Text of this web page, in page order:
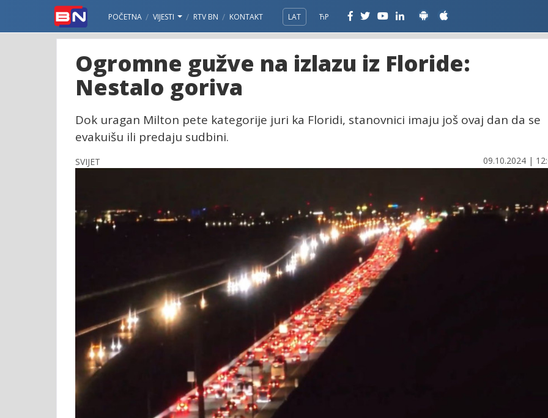
POČETNA VIJESTI RTV BN KONTAKT LAT ЋР
Ogromne gužve na izlazu iz Floride:
Nestalo goriva
Dok uragan Milton pete kategorije juri ka Floridi, stanovnici imaju još ovaj dan da se
evakuišu ili predaju sudbini.
SVIJET 09.10.2024 |